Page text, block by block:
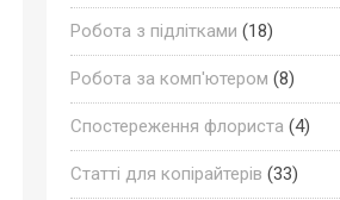
Робота з підлітками (18)
Робота за комп'ютером (8)
Спостереження флориста (4)
Статті для копірайтерів (33)